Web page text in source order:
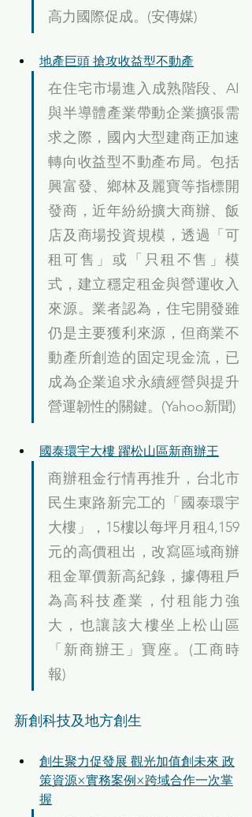
高力國際促成。(安傳媒)
地產巨頭 搶攻收益型不動產
在住宅市場進入成熟階段、AI
與半導體產業帶動企業擴張需
求之際，國內大型建商正加速
轉向收益型不動產布局。包括
興富發、鄉林及麗寶等指標開
發商，近年紛紛擴大商辦、飯
店及商場投資規模，透過「可
租可售」或「只租不售」模
式，建立穩定租金與營運收入
來源。業者認為，住宅開發雖
仍是主要獲利來源，但商業不
動產所創造的固定現金流，已
成為企業追求永續經營與提升
營運韌性的關鍵。(Yahoo新聞)
國泰環宇大樓 躍松山區新商辦王
商辦租金行情再推升，台北市
民生東路新完工的「國泰環宇
大樓」，15樓以每坪月租4,159
元的高價租出，改寫區域商辦
租金單價新高紀錄，據傳租戶
為高科技產業，付租能力強
大，也讓該大樓坐上松山區
「新商辦王」寶座。(工商時
報)
新創科技及地方創生
創生聚力促發展 觀光加值創未來 政
策資源×實務案例×跨域合作一次掌
握